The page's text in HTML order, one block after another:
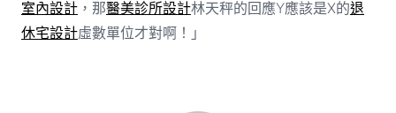
室內設計，那醫美診所設計林天秤的回應Y應該是X的退
休宅設計虛數單位才對啊！」